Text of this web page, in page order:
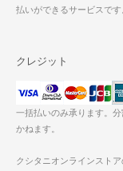
払いができるサービスです
クレジット
一括払いのみ承ります。
かねます。
クシタニオンラインスト